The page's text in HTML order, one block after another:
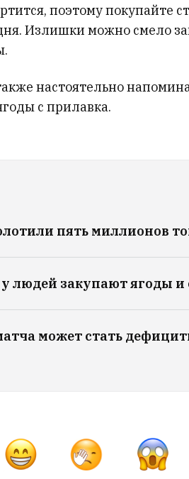
поэтому покупайте
Излишки можно смело
настоятельно
с прилавка.
пять миллионов
людей закупают ягоды
может стать